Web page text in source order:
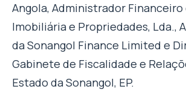
Angola, Administrador Financeiro
Imobiliária e Propriedades, Lda.,
da Sonangol Finance Limited e
Gabinete de Fiscalidade e
Estado da Sonangol, EP.